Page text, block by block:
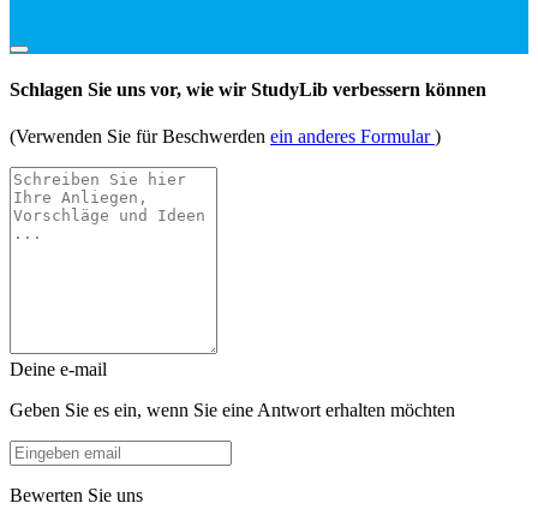
Schlagen Sie uns vor, wie wir StudyLib verbessern können
(Verwenden Sie für Beschwerden ein anderes Formular)
Deine e-mail
Geben Sie es ein, wenn Sie eine Antwort erhalten möchten
Bewerten Sie uns